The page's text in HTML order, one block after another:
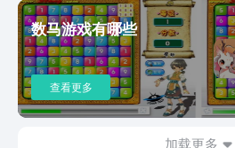
数马游戏有哪些
查看更多
加载更多